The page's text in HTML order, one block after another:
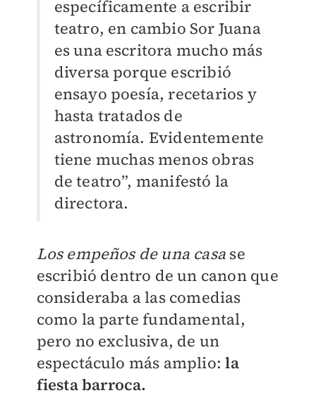
específicamente a escribir
teatro, en cambio Sor Juana
es una escritora mucho más
diversa porque escribió
ensayo poesía, recetarios y
hasta tratados de
astronomía. Evidentemente
tiene muchas menos obras
de teatro”, manifestó la
directora.
Los empeños de una casa se
escribió dentro de un canon que
consideraba a las comedias
como la parte fundamental,
pero no exclusiva, de un
espectáculo más amplio:la
fiesta barroca.